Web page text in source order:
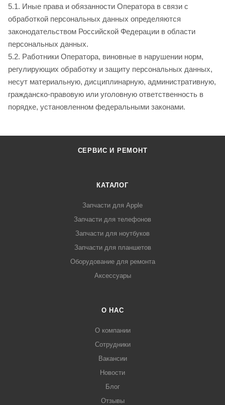
5.1. Иные права и обязанности Оператора в связи с
обработкой персональных данных определяются
законодательством Российской Федерации в области
персональных данных.
5.2. Работники Оператора, виновные в нарушении норм,
регулирующих обработку и защиту персональных данных,
несут материальную, дисциплинарную, административную,
гражданско-правовую или уголовную ответственность в
порядке, установленном федеральными законами.
СЕРВИС И РЕМОНТ
КАТАЛОГ
Запчасти для Apple
Запчасти для телефонов
Запчасти для ноутбуков
Запчасти для планшетов
Оборудование для ремонта
Аксессуары
О НАС
О компании
Сотрудники
Вакансии
Новости
Блог
Отзывы